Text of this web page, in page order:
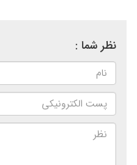
نظر شما :